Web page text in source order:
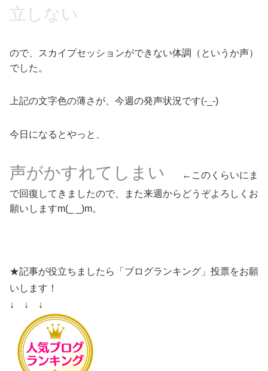
立しない
ので、スカイプセッションができない体調（というか声）
でした。
上記の文字色の薄さが、今週の発声状況です(-_-)
今日になるとやっと、
声がかすれてしまい
←このくらいにま
で回復してきましたので、また来週からどうぞよろしくお
願いしますm(_ _)m。
★記事が役立ちましたら「ブログランキング」投票をお願
いします！
↓ ↓ ↓